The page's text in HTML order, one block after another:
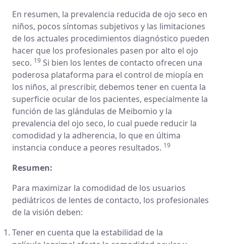
En resumen, la prevalencia reducida de ojo seco en
niños, pocos síntomas subjetivos y las limitaciones
de los actuales procedimientos diagnóstico pueden
hacer que los profesionales pasen por alto el ojo
seco. 19 Si bien los lentes de contacto ofrecen una
poderosa plataforma para el control de miopía en
los niños, al prescribir, debemos tener en cuenta la
superficie ocular de los pacientes, especialmente la
función de las glándulas de Meibomio y la
prevalencia del ojo seco, lo cual puede reducir la
comodidad y la adherencia, lo que en última
instancia conduce a peores resultados. 19
Resumen:
Para maximizar la comodidad de los usuarios
pediátricos de lentes de contacto, los profesionales
de la visión deben:
Tener en cuenta que la estabilidad de la